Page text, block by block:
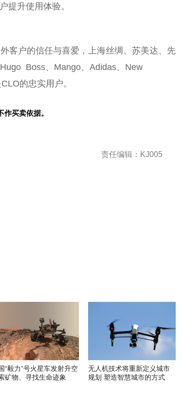
提升使用体验。
客户的信任与喜爱，上海丝绸、苏美达、先
Boss、Mango、Adidas、New
的忠实用户。
买卖依据。
责任编辑：KJ005
“毅力”号火星车发射升空
矿物、寻找生命迹象
无人机技术将重新定义城市
规划 塑造智慧城市的方式